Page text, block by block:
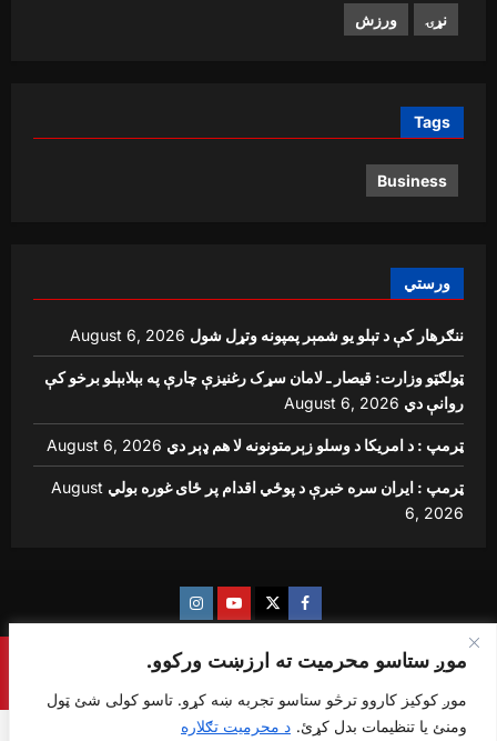
موږ ستاسو محرمیت ته ارزښت ورکوو.
موږ کوکیز کاروو ترڅو ستاسو تجربه ښه کړو. تاسو کولی شئ ټول
ومنئ یا تنظیمات بدل کړئ. د محرمیت تګلاره
نړۍ ورزش
Tags
Business
ورستي
ننګرهار کې د تېلو یو شمېر پمپونه وتړل شول August 6, 2026
ټولګټو وزارت: قیصار ـ لامان سړک رغنیزې چارې په بېلابېلو برخو کې
روانې دي August 6, 2026
ټرمپ : د امریکا د وسلو زېرمتونونه لا هم ډېر دي August 6, 2026
ټرمپ : ایران سره خبرې د پوځي اقدام پر ځای غوره بولي August
6, 2026
Facebook
Twitter
Youtube
Instagram
Copyright © {sharq news global} All rights reserved.|